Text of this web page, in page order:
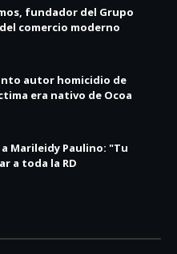
fundador del Grupo
comercio moderno
autor homicidio de
era nativo de Ocoa
Marileidy Paulino: "Tu
a toda la RD